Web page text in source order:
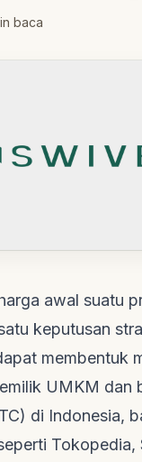
baca
awal suatu
keputusan
membentuk
UMKM dan
di Indonesia,
Tokopedia,